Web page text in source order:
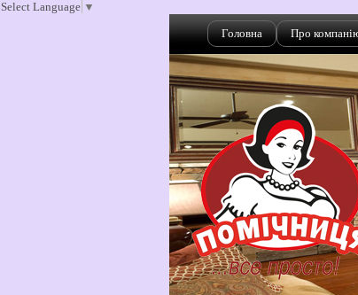
Select Language ▼
Головна
Про